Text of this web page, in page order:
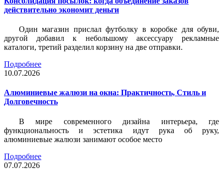
действительно экономит деньги
Один магазин прислал футболку в коробке для обуви,
другой добавил к небольшому аксессуару рекламные
каталоги, третий разделил корзину на две отправки.
Подробнее
10.07.2026
Алюминиевые жалюзи на окна: Практичность, Стиль и
Долговечность
В мире современного дизайна интерьера, где
функциональность и эстетика идут рука об руку,
алюминиевые жалюзи занимают особое место
Подробнее
07.07.2026